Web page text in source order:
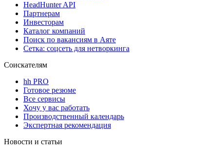
HeadHunter API
Партнерам
Инвесторам
Каталог компаний
Поиск по вакансиям в Аяте
Сетка: соцсеть для нетворкинга
Соискателям
hh PRO
Готовое резюме
Все сервисы
Хочу у вас работать
Производственный календарь
Экспертная рекомендация
Новости и статьи